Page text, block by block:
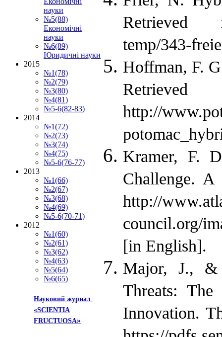
Retrieved
temp/343-
Hoffman, F.
http://
Kramer, F.
Challenge. A
http://
council.org/
[in English].
Major, J., &
Threats:
Innovation.
науки
№5(88)
Економічні
науки
№6(89)
Юридичні науки
2015
№1(78)
№2(79)
№3(80)
№4(81)
№5-6(82-83)
2014
№1(72)
№2(73)
№3(74)
№4(75)
№5-6(76-77)
2013
№1(66)
№2(67)
№3(68)
№4(69)
№5-6(70-71)
2012
№1(60)
№2(61)
№3(62)
№4(63)
№5(64)
№6(65)
Науковий журнал
«SCIENTIA
FRUCTUOSA»